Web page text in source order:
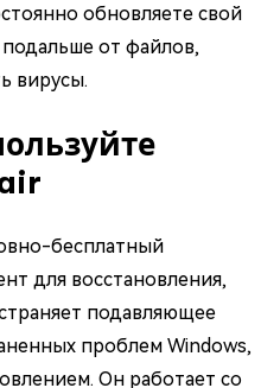
обновляете свой
от файлов,
вирусы.
бесплатный
для восстановления,
подавляющее
проблем Windows,
Он работает со